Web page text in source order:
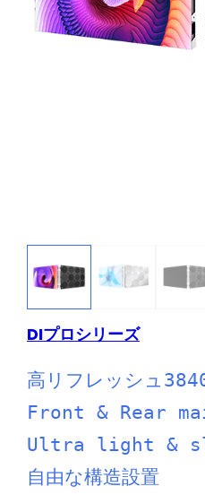
DIプロシリーズ
高リフレッシュ
Front & Rear
Ultra light &
自由な構造設置